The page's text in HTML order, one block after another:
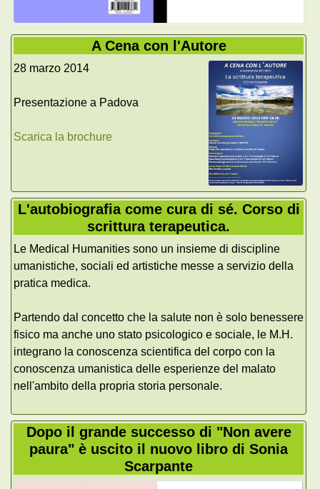
A Cena con l'Autore
28 marzo 2014
Presentazione a Padova
Scarica la brochure
L'autobiografia come cura di sé. Corso di
scrittura terapeutica.
Le Medical Humanities sono un insieme di discipline
umanistiche, sociali ed artistiche messe a servizio della
pratica medica.
Partendo dal concetto che la salute non è solo benessere
fisico ma anche uno stato psicologico e sociale, le M.H.
integrano la conoscenza scientifica del corpo con la
conoscenza umanistica delle esperienze del malato
nell'ambito della propria storia personale.
Dopo il grande successo di "Non avere
paura" è uscito il nuovo libro di Sonia
Scarpante